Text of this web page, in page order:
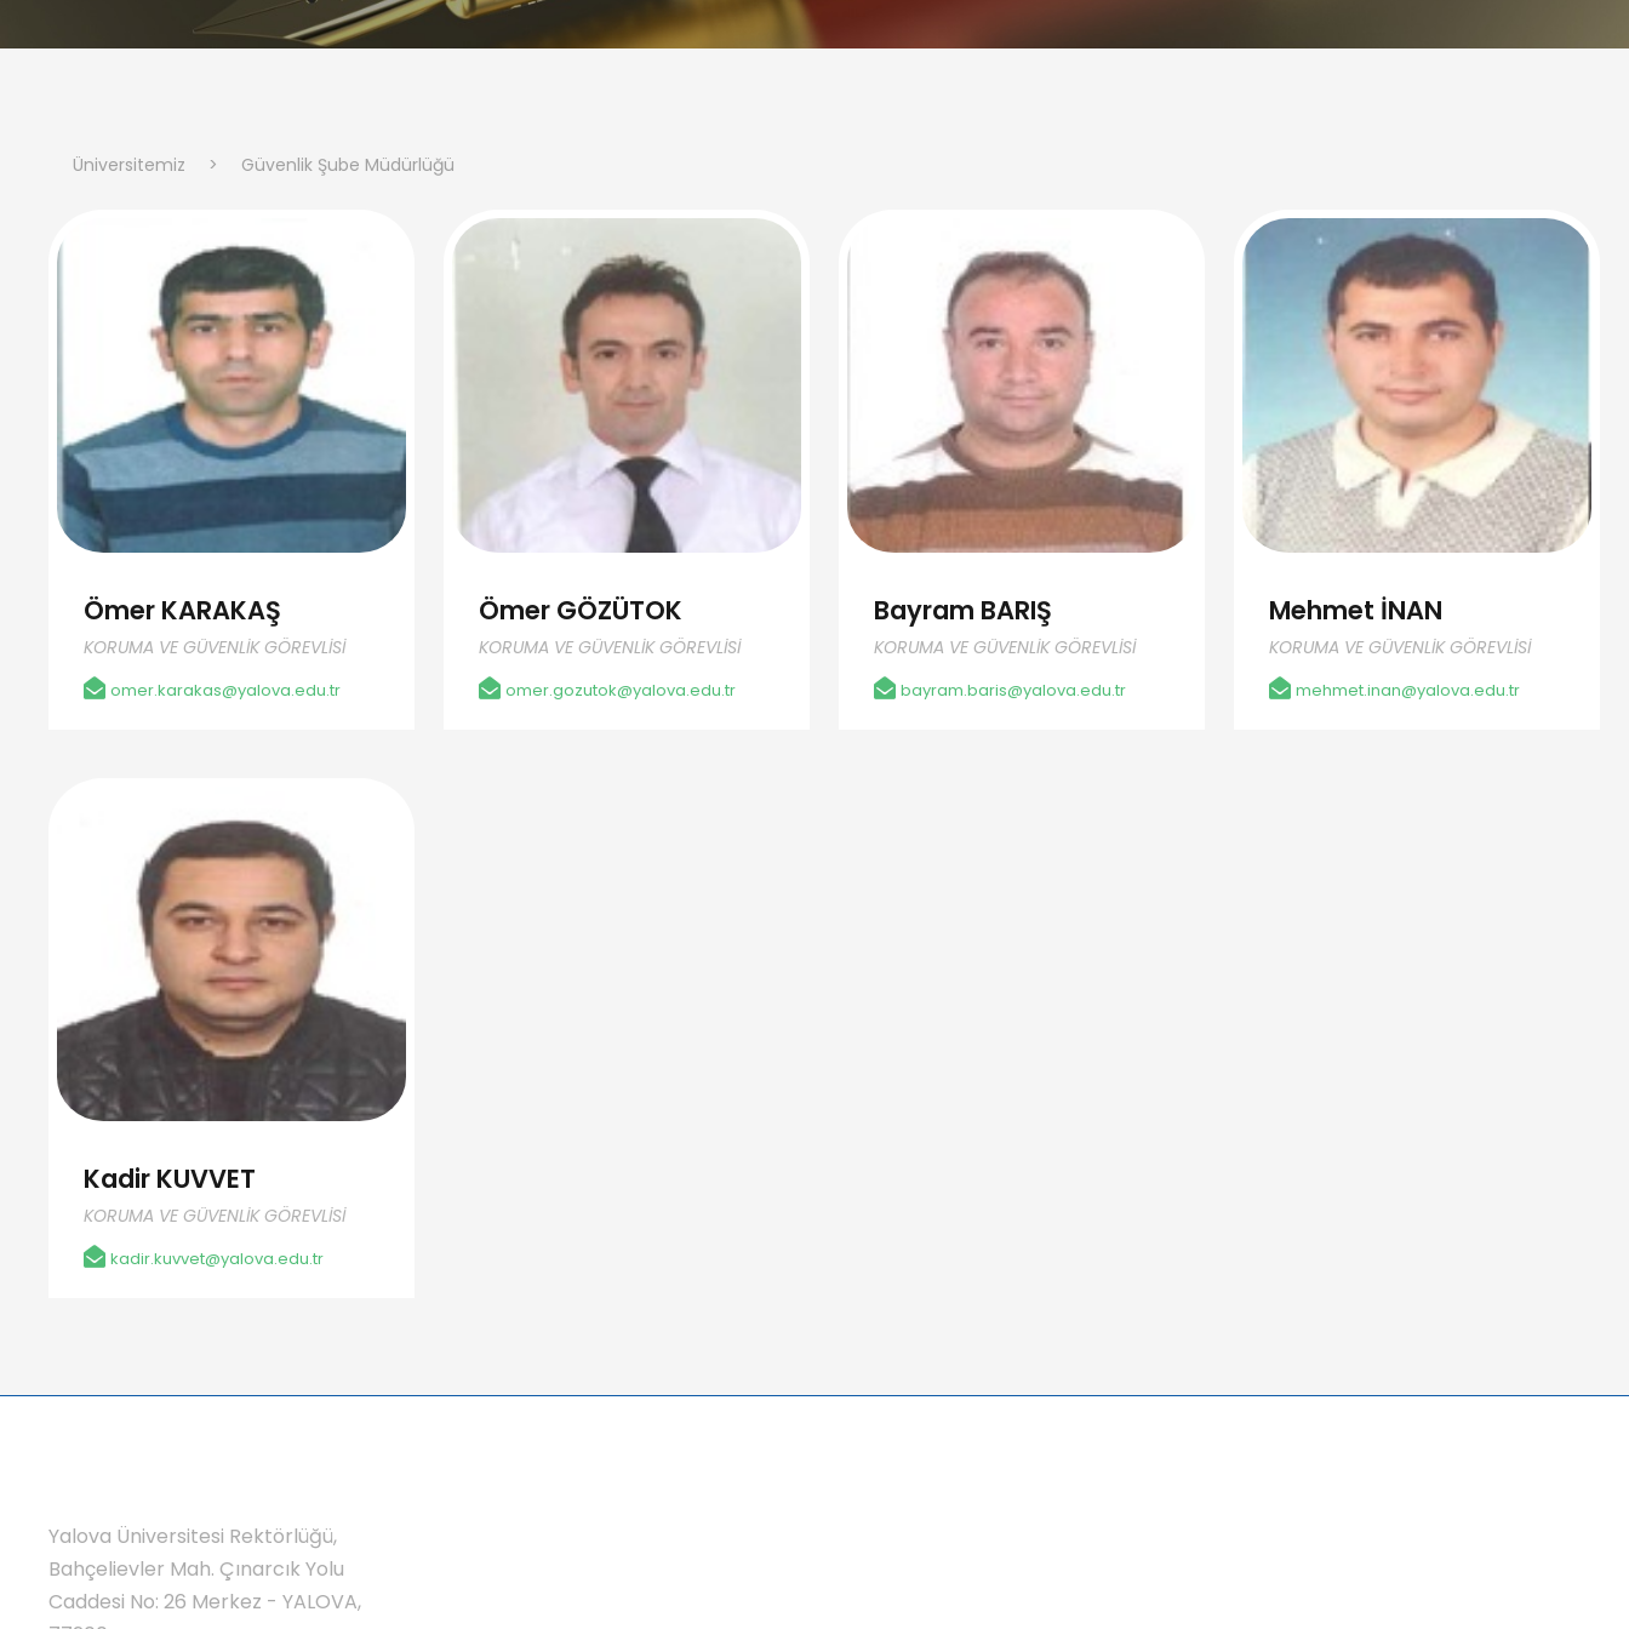
Üniversitemiz > Güvenlik Şube Müdürlüğü
Ömer KARAKAŞ
KORUMA VE GÜVENLİK GÖREVLİSİ
omer.karakas@yalova.edu.tr
Ömer GÖZÜTOK
KORUMA VE GÜVENLİK GÖREVLİSİ
omer.gozutok@yalova.edu.tr
Bayram BARIŞ
KORUMA VE GÜVENLİK GÖREVLİSİ
bayram.baris@yalova.edu.tr
Mehmet İNAN
KORUMA VE GÜVENLİK GÖREVLİSİ
mehmet.inan@yalova.edu.tr
Kadir KUVVET
KORUMA VE GÜVENLİK GÖREVLİSİ
kadir.kuvvet@yalova.edu.tr
Yalova Üniversitesi Rektörlüğü,
Bahçelievler Mah. Çınarcık Yolu
Caddesi No: 26 Merkez - YALOVA,